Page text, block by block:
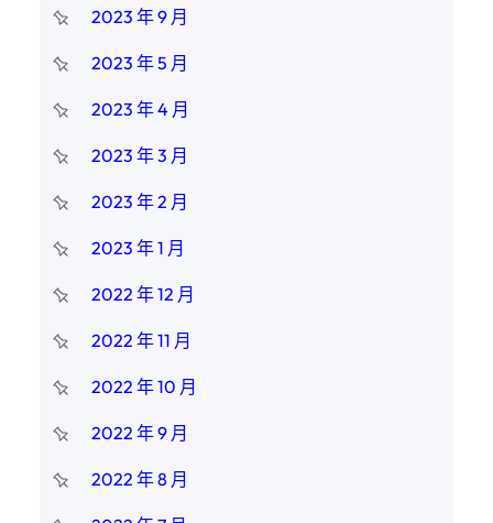
2023 年 9 月
2023 年 5 月
2023 年 4 月
2023 年 3 月
2023 年 2 月
2023 年 1 月
2022 年 12 月
2022 年 11 月
2022 年 10 月
2022 年 9 月
2022 年 8 月